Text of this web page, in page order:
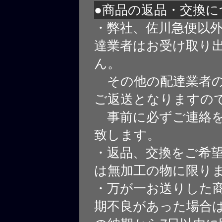
●商品の返品・交換
・弊社、佐川急便以
達業者はお受け取り
ん。
その他の配達業者
ご返送となりますの
事前に必ずご連絡
致します。
・返品、交換をご希
は無加工の物に限り
・万が一お送りした
期不良があった場合